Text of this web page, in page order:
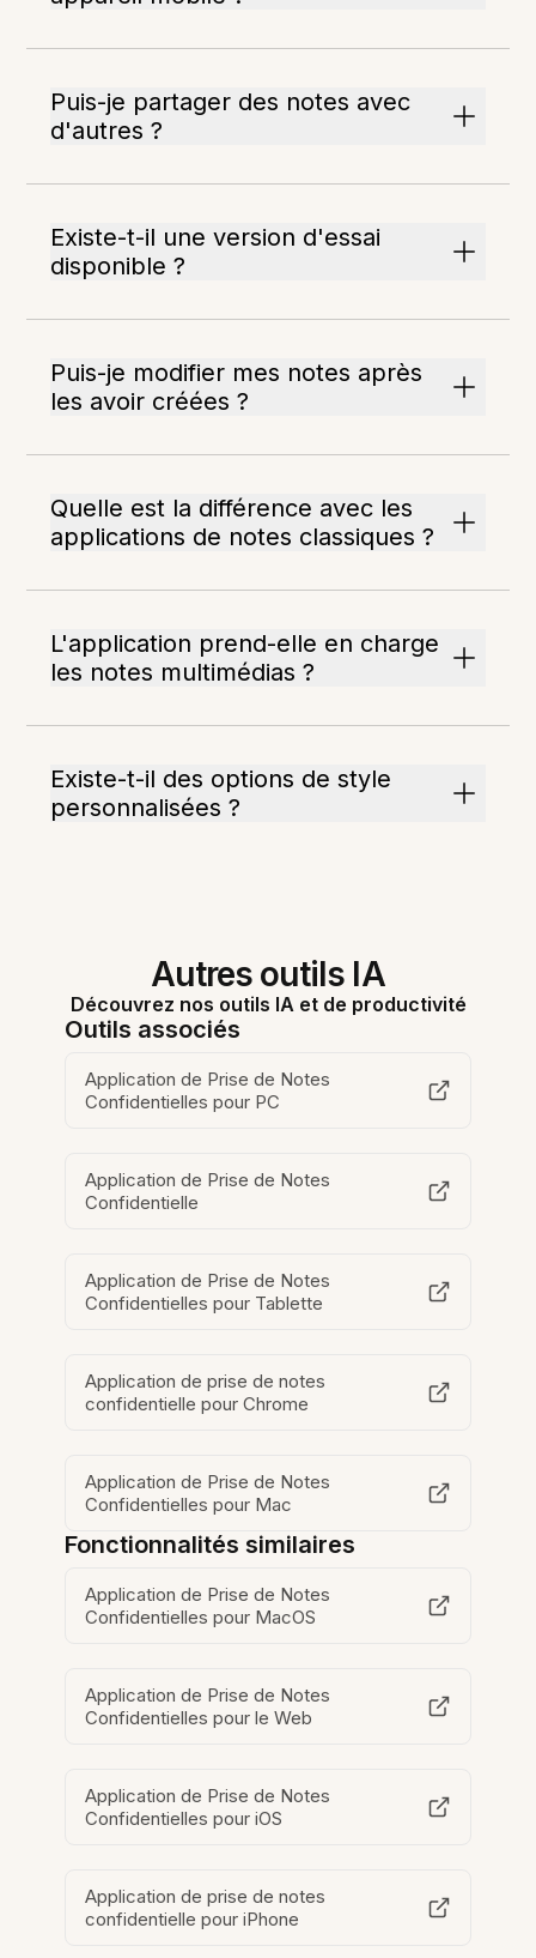
Puis-je partager des notes avec
d'autres ?
Existe-t-il une version d'essai
disponible ?
Puis-je modifier mes notes après
les avoir créées ?
Quelle est la différence avec les
applications de notes classiques ?
L'application prend-elle en charge
les notes multimédias ?
Existe-t-il des options de style
personnalisées ?
Autres outils IA
Découvrez nos outils IA et de productivité
Outils associés
Application de Prise de Notes
Confidentielles pour PC
Application de Prise de Notes
Confidentielle
Application de Prise de Notes
Confidentielles pour Tablette
Application de prise de notes
confidentielle pour Chrome
Application de Prise de Notes
Confidentielles pour Mac
Fonctionnalités similaires
Application de Prise de Notes
Confidentielles pour MacOS
Application de Prise de Notes
Confidentielles pour le Web
Application de Prise de Notes
Confidentielles pour iOS
Application de prise de notes
confidentielle pour iPhone